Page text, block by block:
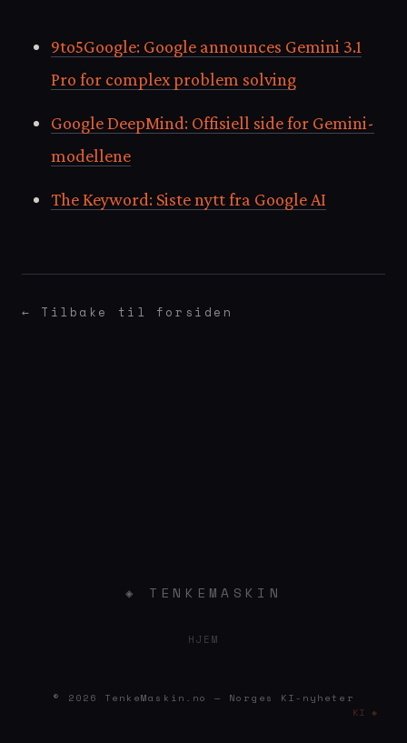
9to5Google: Google announces Gemini 3.1
Pro for complex problem solving
Google DeepMind: Offisiell side for Gemini-
modellene
The Keyword: Siste nytt fra Google AI
← Tilbake til forsiden
◈ TENKEMASKIN
HJEM
© 2026 TenkeMaskin.no — Norges KI-nyheter
KI ◈